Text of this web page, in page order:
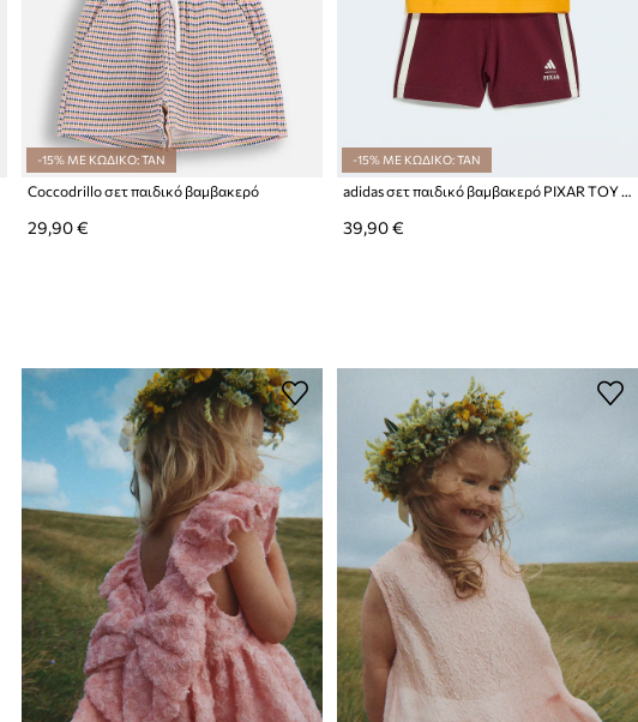
-15% ΜΕ ΚΩΔΙΚΟ: TAN
Coccodrillo σετ παιδικό βαμβακερό
29,90 €
-15% ΜΕ ΚΩΔΙΚΟ: TAN
39,90 €